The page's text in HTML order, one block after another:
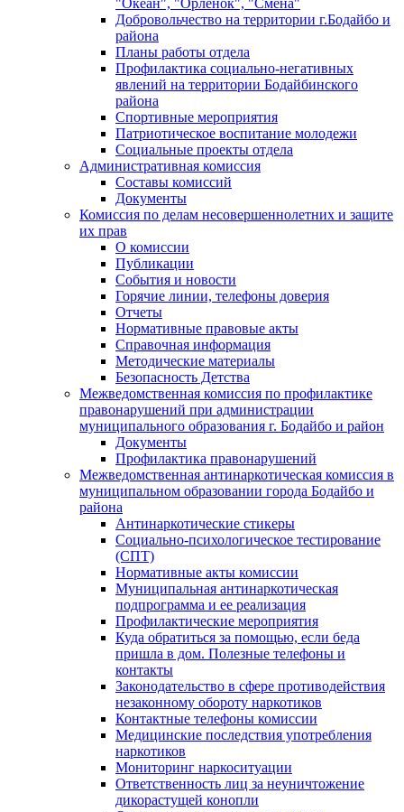
"Океан", "Орленок", "Смена"
Добровольчество на территории г.Бодайбо и
района
Планы работы отдела
Профилактика социально-негативных
явлений на территории Бодайбинского
района
Спортивные мероприятия
Патриотическое воспитание молодежи
Социальные проекты отдела
Административная комиссия
Составы комиссий
Документы
Комиссия по делам несовершеннолетних и защите
их прав
О комиссии
Публикации
События и новости
Горячие линии, телефоны доверия
Отчеты
Нормативные правовые акты
Справочная информация
Методические материалы
Безопасность Детства
Межведомственная комиссия по профилактике
правонарушений при администрации
муниципального образования г. Бодайбо и район
Документы
Профилактика правонарушений
Межведомственная антинаркотическая комиссия в
муниципальном образовании города Бодайбо и
района
Антинаркотические стикеры
Социально-психологическое тестирование
(СПТ)
Нормативные акты комиссии
Муниципальная антинаркотическая
подпрограмма и ее реализация
Профилактические мероприятия
Куда обратиться за помощью, если беда
пришла в дом. Полезные телефоны и
контакты
Законодательство в сфере противодействия
незаконному обороту наркотиков
Контактные телефоны комиссии
Медицинские последствия употребления
наркотиков
Мониторинг наркоситуации
Ответственность лиц за неуничтожение
дикорастущей конопли